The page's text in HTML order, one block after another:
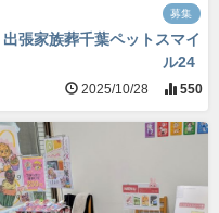
募集
出張家族葬千葉ペットスマイ
ル24
2025/10/28 550